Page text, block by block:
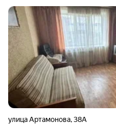
улица Артамонова,38А